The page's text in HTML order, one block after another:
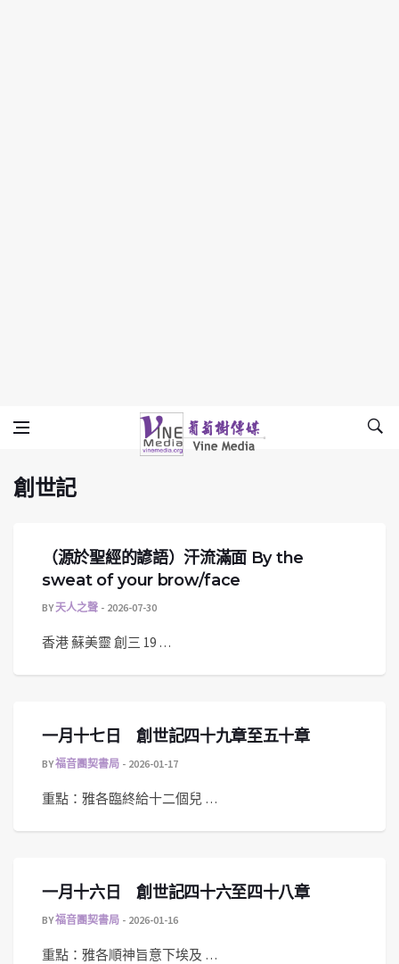
創世記
Vine Media
葡萄樹傳媒
創世記
（源於聖經的諺語）汗流滿面 By the
sweat of your brow/face
BY天人之聲 2026-07-30
香港 蘇美靈 創三 19 …
一月十七日 創世記四十九章至五十章
BY福音團契書局 2026-01-17
重點：雅各臨終給十二個兒 …
一月十六日 創世記四十六至四十八章
BY福音團契書局 2026-01-16
重點：雅各順神旨意下埃及 …